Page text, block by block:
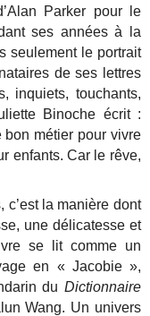
Parker pour le
ses années à la
seulement le portrait
de ses lettres
inquiets, touchants,
Binoche écrit :
bon métier pour vivre
enfants. Car le rêve,
c’est la manière dont
une délicatesse et
se lit comme un
en « Jacobie »,
du Dictionnaire
Wang. Un univers